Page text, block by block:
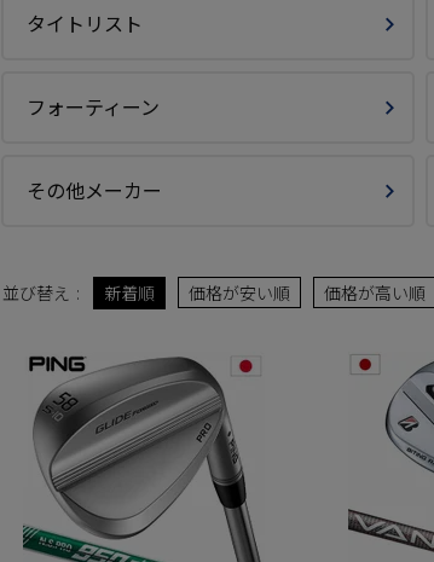
タイトリスト
フォーティーン
その他メーカー
並び替え 新着順 価格が安い順 価格が高い順